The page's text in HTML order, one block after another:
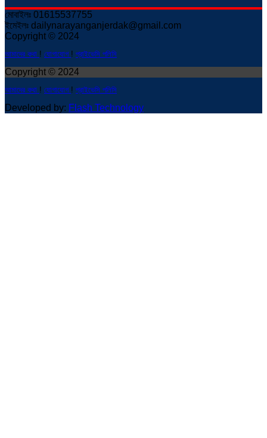
মোবাইলঃ 01615537755
ইমেইলঃ dailynarayanganjerdak@gmail.com
Copyright © 2024
আমাদের কথা ! যোগাযোগ ! প্রাইভেসি পলিসি
Copyright © 2024
আমাদের কথা ! যোগাযোগ ! প্রাইভেসি পলিসি
Developed by: Flash Technology